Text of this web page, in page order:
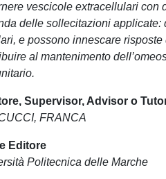
vescicole extracellulari con
delle sollecitazioni applicate:
e possono innescare
al mantenimento
Supervisor, Advisor o
FRANCA
Editore
Politecnica delle Marche